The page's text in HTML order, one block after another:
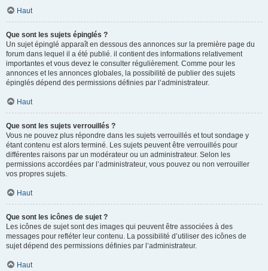
Haut
Que sont les sujets épinglés ?
Un sujet épinglé apparaît en dessous des annonces sur la première page du
forum dans lequel il a été publié. il contient des informations relativement
importantes et vous devez le consulter régulièrement. Comme pour les
annonces et les annonces globales, la possibilité de publier des sujets
épinglés dépend des permissions définies par l’administrateur.
Haut
Que sont les sujets verrouillés ?
Vous ne pouvez plus répondre dans les sujets verrouillés et tout sondage y
étant contenu est alors terminé. Les sujets peuvent être verrouillés pour
différentes raisons par un modérateur ou un administrateur. Selon les
permissions accordées par l’administrateur, vous pouvez ou non verrouiller
vos propres sujets.
Haut
Que sont les icônes de sujet ?
Les icônes de sujet sont des images qui peuvent être associées à des
messages pour refléter leur contenu. La possibilité d’utiliser des icônes de
sujet dépend des permissions définies par l’administrateur.
Haut